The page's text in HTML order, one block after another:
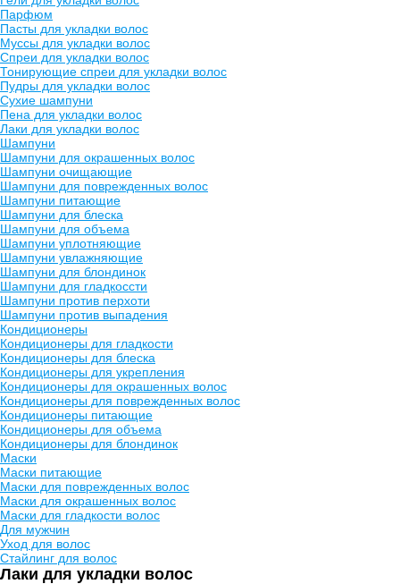
Парфюм
Пасты для укладки волос
Муссы для укладки волос
Спреи для укладки волос
Тонирующие спреи для укладки волос
Пудры для укладки волос
Сухие шампуни
Пена для укладки волос
Лаки для укладки волос
Шампуни
Шампуни для окрашенных волос
Шампуни очищающие
Шампуни для поврежденных волос
Шампуни питающие
Шампуни для блеска
Шампуни для объема
Шампуни уплотняющие
Шампуни увлажняющие
Шампуни для блондинок
Шампуни для гладкоссти
Шампуни против перхоти
Шампуни против выпадения
Кондиционеры
Кондиционеры для гладкости
Кондиционеры для блеска
Кондиционеры для укрепления
Кондиционеры для окрашенных волос
Кондиционеры для поврежденных волос
Кондиционеры питающие
Кондиционеры для объема
Кондиционеры для блондинок
Маски
Маски питающие
Маски для поврежденных волос
Маски для окрашенных волос
Маски для гладкости волос
Для мужчин
Уход для волос
Стайлинг для волос
Лаки для укладки волос